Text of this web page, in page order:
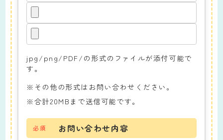
jpg/png/PDF/の形式のファイルが添付可能で
す。
※その他の形式はお問い合わせください。
※合計20MBまで送信可能です。
必須 お問い合わせ内容